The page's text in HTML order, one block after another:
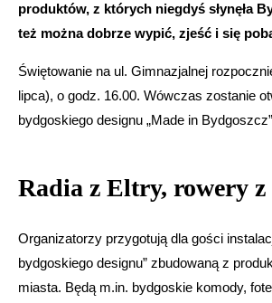
produktów, z których niegdyś słynęła
też można dobrze wypić, zjeść i się
Świętowanie na ul. Gimnazjalnej
lipca), o godz. 16.00. Wówczas zostanie
bydgoskiego designu „Made in
Radia z Eltry, rowery z
Organizatorzy przygotują dla gości
bydgoskiego designu” zbudowaną z
miasta. Będą m.in. bydgoskie komody,